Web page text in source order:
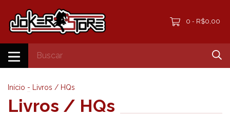
0 - R$0,00
Início - Livros / HQs
Livros / HQs